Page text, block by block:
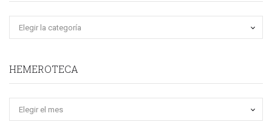
HEMEROTECA